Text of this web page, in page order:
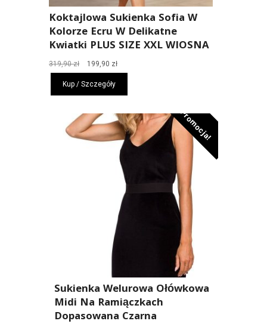
Koktajlowa Sukienka Sofia W
Kolorze Ecru W Delikatne
Kwiatki PLUS SIZE XXL WIOSNA
319,90zł
Pierwotna
cena
wynosiła:
319,90 zł.
199,90 złAktualna
cena
199,90 zł.
Kup / Szczegóły
Promocja!
Sukienka Welurowa Ołówkowa
Midi Na Ramiączkach
Dopasowana Czarna